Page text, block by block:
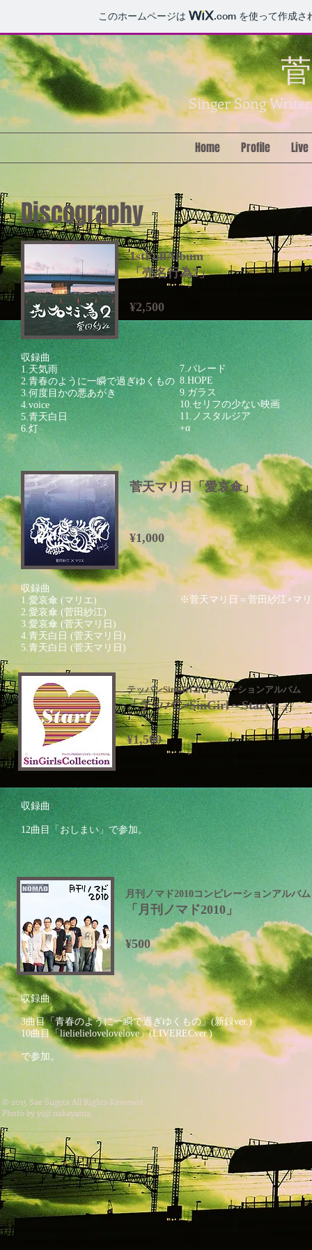
このホームページは .com を使って作成さ
Singer Song
Home Profile Live
1stFullAlbum
「売名行為2」
¥2,500
菅天マリ日「愛哀傘」
¥1,000
Discography
テッパンSinGirlコンピレーションアルバム
「テッパンSinGirl～Start～」
¥1,500
月刊ノマド2010コンピレーションアルバム
「月刊ノマド2010」
¥500
収録曲
1.愛哀傘 (マリエ)
2.愛哀傘 (菅田紗江)
3.愛哀傘 (菅天マリ日)
4.青天白日 (菅天マリ日)
5.青天白日 (菅天マリ日)
※菅天マリ日＝菅田紗江×マ
収録曲
1.天気雨
2.青春のように一瞬で過ぎゆくもの
3.何度目かの悪あがき
4.voice
5.青天白日
6.灯
7.パレード
8.HOPE
9.ガラス
10.セリフの少ない映画
11.ノスタルジア
+α
収録曲
12曲目「おしまい」で参加。
収録曲
3曲目「青春のように一瞬で過ぎゆくもの」(新録ver.)
10曲目「lielielielovelovelove」(LIVERECver.)
で参加。
© 2015 Sae Sugeta All Rights Reserved
Photo by yuji nakayama